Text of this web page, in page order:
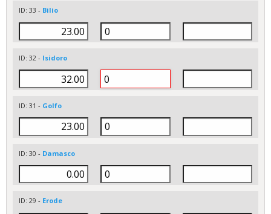
ID: 33 - Bilio
ID: 32 - Isidoro
ID: 31 - Golfo
ID: 30 - Damasco
ID: 29 - Erode